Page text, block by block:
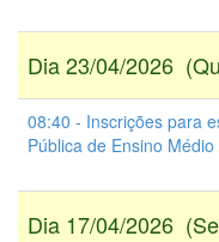
Dia 23/04/2026
08:40 - Inscrições para
Pública de Ensino
Dia 17/04/2026